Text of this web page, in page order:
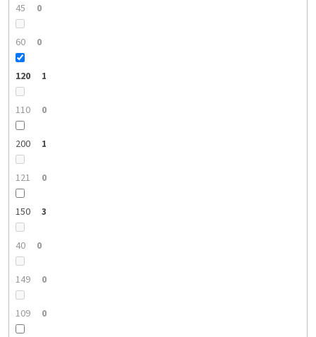
45 0
60 0
120 1
110 0
200 1
121 0
150 3
40 0
149 0
109 0